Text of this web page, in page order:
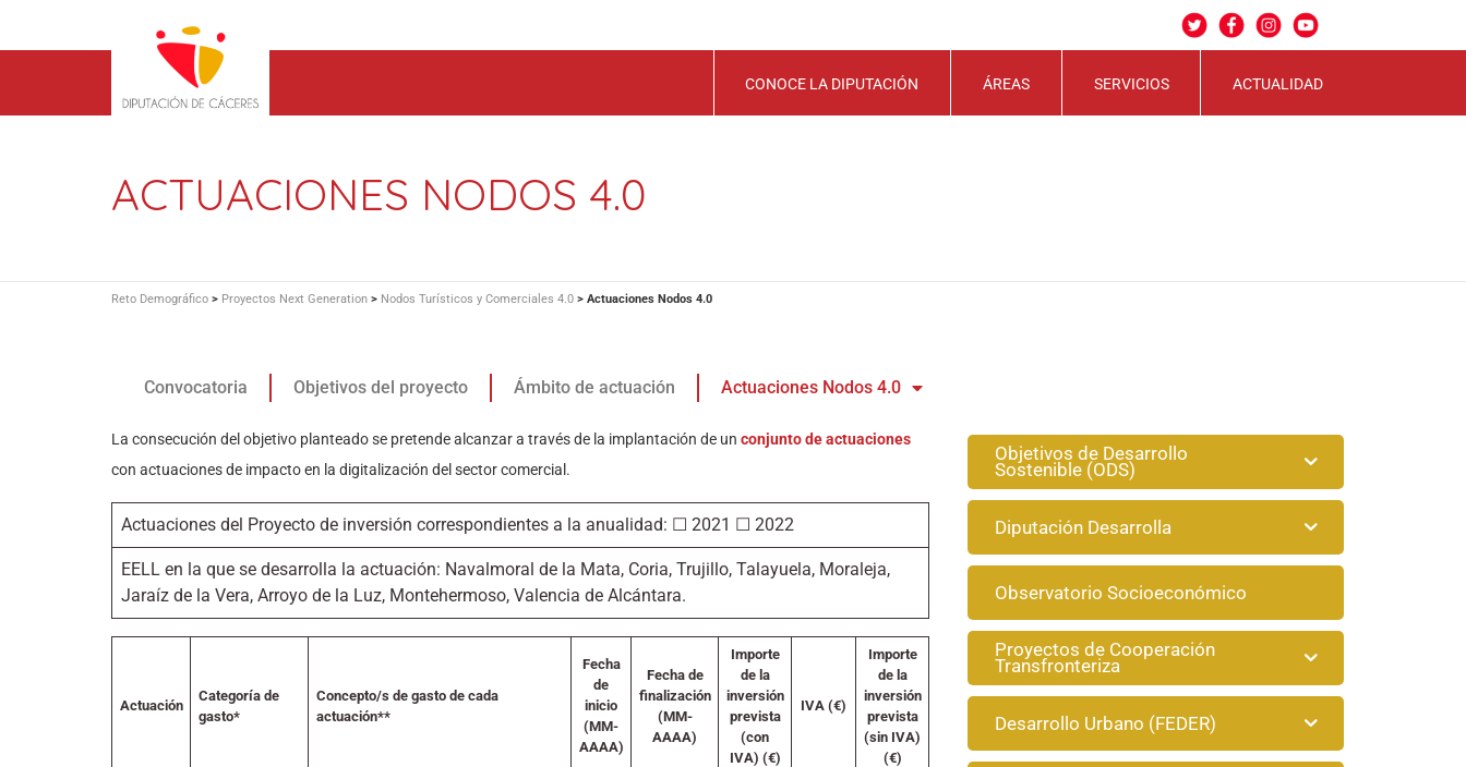
CONOCE LA DIPUTACIÓN ÁREAS SERVICIOS ACTUALIDAD
ACTUACIONES NODOS 4.0
Reto Demográfico > Proyectos Next Generation > Nodos Turísticos y Comerciales 4.0 > Actuaciones Nodos 4.0
Convocatoria Objetivos del proyecto Ámbito de actuación Actuaciones Nodos 4.0
La consecución del objetivo planteado se pretende alcanzar a través de la implantación de un conjunto de actuaciones
con actuaciones de impacto en la digitalización del sector comercial.
Actuaciones del Proyecto de inversión correspondientes a la anualidad: ☐ 2021 ☐ 2022
EELL en la que se desarrolla la actuación: Navalmoral de la Mata, Coria, Trujillo, Talayuela, Moraleja,
Jaraíz de la Vera, Arroyo de la Luz, Montehermoso, Valencia de Alcántara.
Actuación
Categoría de
gasto*
Concepto/s de gasto de cada
actuación**
Fecha
de
inicio
(MM-
AAAA)
Fecha de
finalización
(MM-
AAAA)
Importe
de la
inversión
prevista
(con
IVA) (€)
IVA (€)
Importe
de la
inversión
prevista
(sin IVA)
(€)
Objetivos de Desarrollo
Sostenible (ODS)
Diputación Desarrolla
Observatorio Socioeconómico
Proyectos de Cooperación
Transfronteriza
Desarrollo Urbano (FEDER)